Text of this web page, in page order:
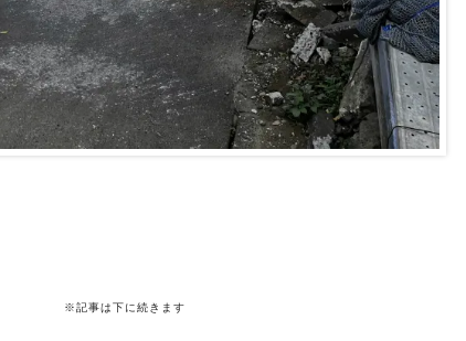
※記事は下に続きます